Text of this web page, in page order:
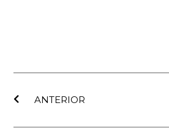
ANTERIOR